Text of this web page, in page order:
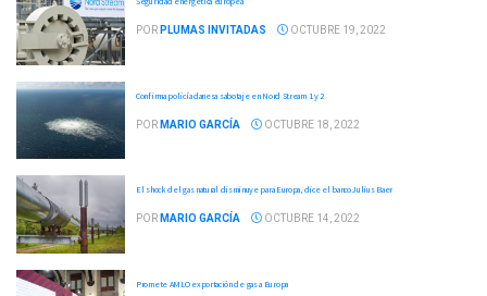
POR PLUMAS INVITADAS OCTUBRE 19, 2022
Confirma policía danesa sabotaje en Nord Stream 1 y 2
POR MARIO GARCÍA OCTUBRE 18, 2022
El shock del gas natural disminuye para Europa, dice el banco Julius Baer
POR MARIO GARCÍA OCTUBRE 14, 2022
Promete AMLO exportación de gas a Europa